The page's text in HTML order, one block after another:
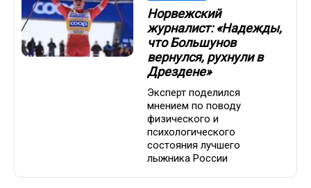
Норвежский
журналист: «Надежды,
что Большунов
вернулся, рухнули в
Дрездене»
Эксперт поделился
мнением по поводу
физического и
психологического
состояния лучшего
лыжника России